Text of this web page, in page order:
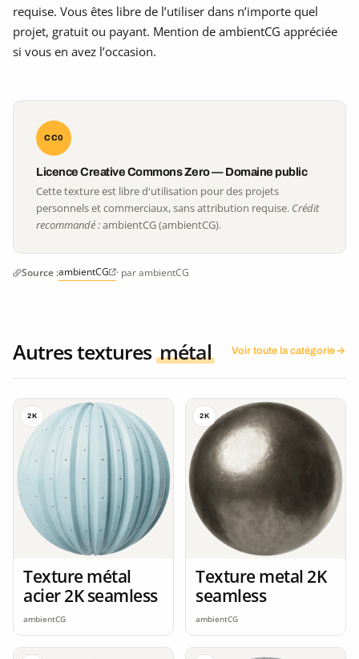
requise. Vous êtes libre de l’utiliser dans n’importe quel
projet, gratuit ou payant. Mention de ambientCG appréciée
si vous en avez l’occasion.
CC0
Licence Creative Commons Zero — Domaine public
Cette texture est libre d'utilisation pour des projets
personnels et commerciaux, sans attribution requise. Crédit
recommandé :ambientCG (ambientCG).
Source :ambientCG · par ambientCG
Autres textures métal Voir toute la catégorie
2K
Texture métal
acier 2K seamless
ambientCG
2K
Texture metal 2K
seamless
ambientCG